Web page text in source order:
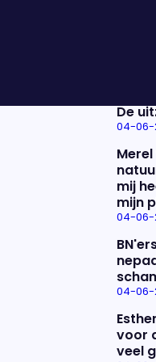
De
04-06-
mij
mijn
04-06-
04-06-
voor
veel